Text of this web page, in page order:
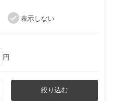
表示しない
円
絞り込む